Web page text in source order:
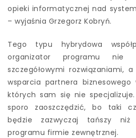
opieki informatycznej nad
– wyjaśnia Grzegorz Kobryń.
Tego typu hybrydowa
organizator programu nie
szczegółowymi rozwiązaniami,
wsparcia partnera
których sam się nie
sporo zaoszczędzić, bo taki
będzie zazwyczaj tańszy niż
programu firmie zewnętrznej.